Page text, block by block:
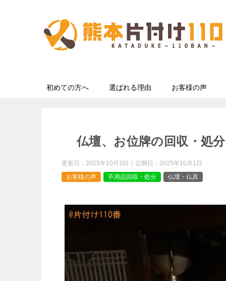
初めての方へ 選ばれる理由 お客様の声
仏壇、お位牌の回収・処
更新日： 2025年10月3日 公開日： 2025年10月1日
お客様の声
不用品回収・処分 仏壇・仏具